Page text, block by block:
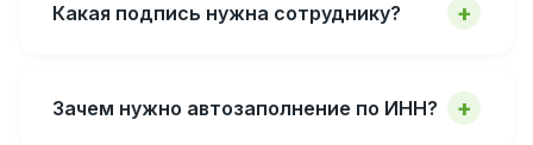
Какая подпись нужна сотруднику?
Зачем нужно автозаполнение по ИНН?